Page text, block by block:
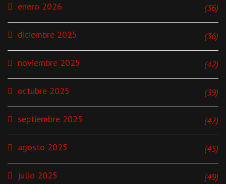
enero 2026 (36)
diciembre 2025 (36)
noviembre 2025 (42)
octubre 2025 (39)
septiembre 2025 (47)
agosto 2025 (45)
julio 2025 (49)